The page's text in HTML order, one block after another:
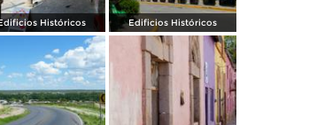
Históricos Edificios Históricos